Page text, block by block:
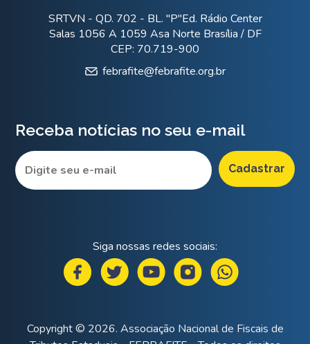
SRTVN - QD. 702 - BL. "P"Ed. Rádio Center
Salas 1056 A 1059 Asa Norte Brasília / DF
CEP: 70.719-900
febrafite@febrafite.org.br
Receba notícias no seu e-mail
Siga nossas redes sociais:
Copyright © 2026. Associação Nacional de Fiscais de